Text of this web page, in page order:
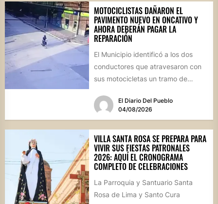
MOTOCICLISTAS DAÑARON EL
PAVIMENTO NUEVO EN ONCATIVO Y
AHORA DEBERÁN PAGAR LA
REPARACIÓN
El Municipio identificó a los dos
conductores que atravesaron con
sus motocicletas un tramo de
calle...
El Diario Del Pueblo
04/08/2026
VILLA SANTA ROSA SE PREPARA PARA
VIVIR SUS FIESTAS PATRONALES
2026: AQUÍ EL CRONOGRAMA
COMPLETO DE CELEBRACIONES
La Parroquia y Santuario Santa
Rosa de Lima y Santo Cura